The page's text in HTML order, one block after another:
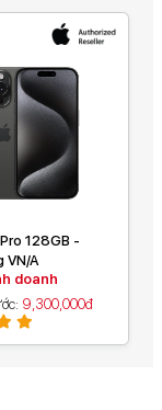
128GB -
VN/A
doanh
9,300,000đ